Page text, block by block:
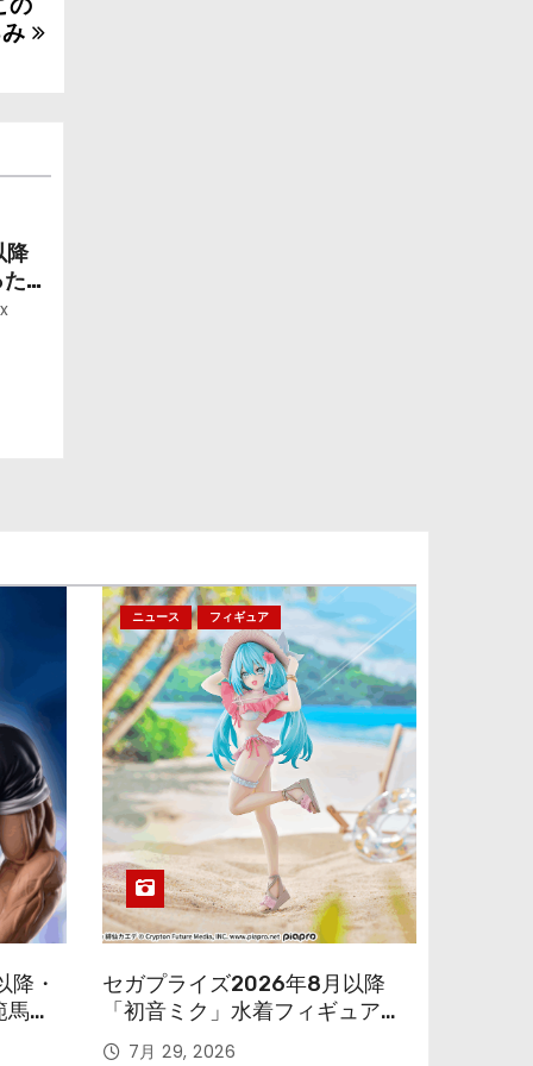
降
ら
」
・
勇
ニュース フィギュア
セガプライズ2026年8月以降
「初音ミク」水着フィギュアが
色味を変えて再登場！
7月 29, 2026